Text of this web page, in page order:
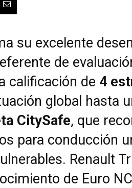
su excelente
de
calificación de 4
global hasta
CitySafe, que
para conducción
Renault
de Euro